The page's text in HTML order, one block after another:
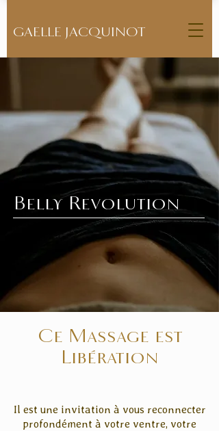
GAELLE JACQUINOT
Belly Revolution
Ce Massage est
Libération
Il est une invitation à vous reconnecter
profondément à votre ventre, votre